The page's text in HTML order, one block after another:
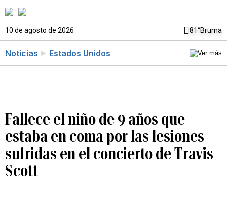
10 de agosto de 2026 81°Bruma
Noticias Estados Unidos
Fallece el niño de 9 años que
estaba en coma por las lesiones
sufridas en el concierto de Travis
Scott